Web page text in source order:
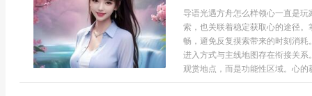
导语光遇方舟怎么样领心一直是
索，也关联着稳定获取心的途径
畅，避免反复摸索带来的时刻消
进入方式与主线地图存在衔接关
观赏地点，而是功能性区域。心的